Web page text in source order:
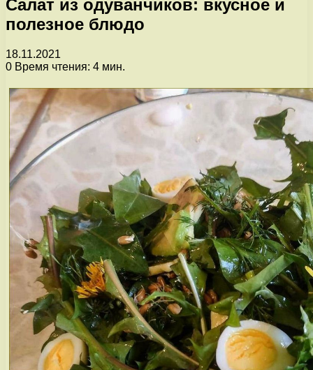
Салат из одуванчиков: вкусное и
полезное блюдо
18.11.2021
0 Время чтения: 4 мин.